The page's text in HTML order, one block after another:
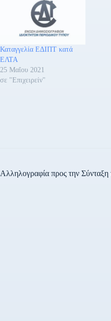
Καταγγελία ΕΔΙΠΤ κατά
ΕΛΤΑ
25 Μαΐου 2021
σε "Επιχειρείν"
Αλληλογραφία προς την Σύνταξη